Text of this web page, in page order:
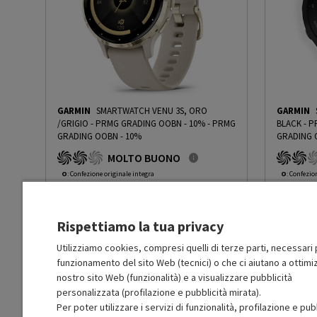
Versione sistema operativo
Sistemi operativi compatibili
Modulo 'G' No
WiFi
No
GPS Sì
Webcam No
GARMIN SMARTWATCH VENU 3S, ORO
/GRIGIO - PRMG GRADING OOBN - 10%- PRMG
GRADING OOBN - 10%
MOLTO BUONO
O: Confezione originale integra
O: Accessori principali presenti
Prodotto Nuovo 329.49 -10%
Ricondizionato Prezzo ridotto da
296.54a-14.99%
In Promozione 252.06
Aggiungi al carrello
GARMIN
BLACK -
GRADING
O:
O:
In
Rispettiamo la tua privacy
Utilizziamo cookies, compresi quelli di terze parti, necessari
funzionamento del sito Web (tecnici) o che ci aiutano a
nostro sito Web (funzionalità) e a visualizzare pubblicità
personalizzata (profilazione e pubblicità mirata).
Per poter utilizzare i servizi di funzionalità, profilazione e